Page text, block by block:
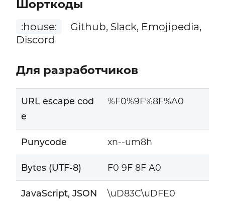
Шорткоды
:house:
Github, Slack, Emojipedia,
Discord
Для разработчиков
URL escape cod
e
%F0%9F%8F%A0
Punycode xn--um8h
Bytes (UTF-8) F0 9F 8F A0
JavaScript, JSON
\uD83C\uDFE0